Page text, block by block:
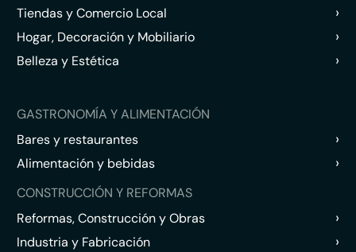
Tiendas y Comercio Local
›
Hogar, Decoración y Mobiliario ›
Belleza y Estética ›
GASTRONOMÍA Y ALIMENTACIÓN
Bares y restaurantes
›
Alimentación y bebidas ›
CONSTRUCCIÓN Y REFORMAS
Reformas, Construcción y Obras
›
Industria y Fabricación ›